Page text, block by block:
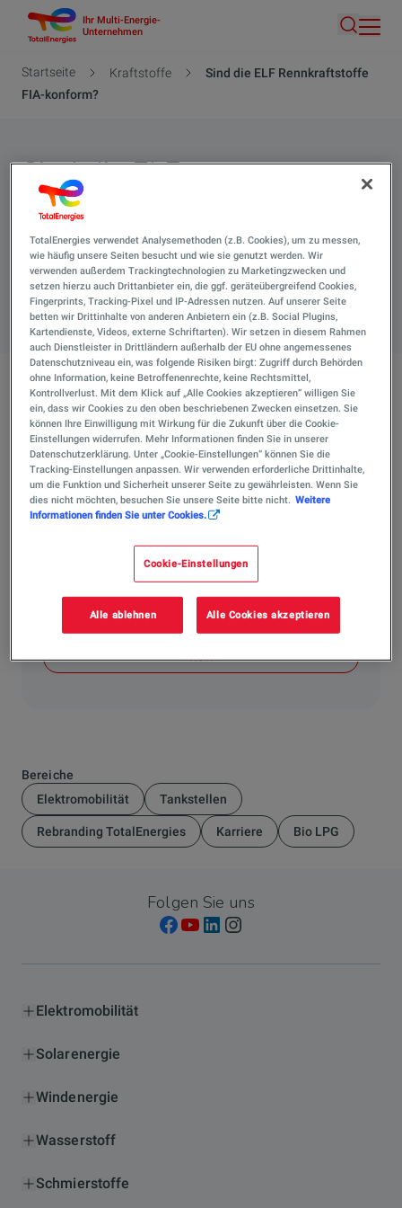
Inhalt
Ihr Multi-Energie-
Unternehmen
Suche
Pfadnavigation
Startseite Kraftstoffe
Sind die ELF Rennkraftstoffe
FIA-konform?
Sind die ELF
Rennkraftstoffe FIA-
konform?
Sind die ELF Rennkraftstoffe FIA-konform?
Ja, wir bieten in unserem Sortiment spezielle
Motorsport-Kraftstoffe an, die streng nach den
Vorgaben der FIA zertifiziert sind. Sie können
bedenkenlos in nationalen und internationalen
Rennserien eingesetzt werden, bei denen FIA-konforme
Hat Ihnen die Antwort weitergeholfen?
Nein
Bereiche
Elektromobilität
Tankstellen
Rebranding TotalEnergies Karriere Bio LPG
Folgen Sie uns
Elektromobilität
Solarenergie
Windenergie
Wasserstoff
Schmierstoffe
TotalEnergies verwendet Analysemethoden (z.B. Cookies), um zu messen,
wie häufig unsere Seiten besucht und wie sie genutzt werden. Wir
verwenden außerdem Trackingtechnologien zu Marketingzwecken und
setzen hierzu auch Drittanbieter ein, die ggf. geräteübergreifend Cookies,
Fingerprints, Tracking-Pixel und IP-Adressen nutzen. Auf unserer Seite
betten wir Drittinhalte von anderen Anbietern ein (z.B. Social Plugins,
Kartendienste, Videos, externe Schriftarten). Wir setzen in diesem Rahmen
auch Dienstleister in Drittländern außerhalb der EU ohne angemessenes
Datenschutzniveau ein, was folgende Risiken birgt: Zugriff durch Behörden
ohne Information, keine Betroffenenrechte, keine Rechtsmittel,
Kontrollverlust. Mit dem Klick auf „Alle Cookies akzeptieren“ willigen Sie
ein, dass wir Cookies zu den oben beschriebenen Zwecken einsetzen. Sie
können Ihre Einwilligung mit Wirkung für die Zukunft über die Cookie-
Einstellungen widerrufen. Mehr Informationen finden Sie in unserer
Datenschutzerklärung. Unter „Cookie-Einstellungen“ können Sie die
Tracking-Einstellungen anpassen. Wir verwenden erforderliche Drittinhalte,
um die Funktion und Sicherheit unserer Seite zu gewährleisten. Wenn Sie
dies nicht möchten, besuchen Sie unsere Seite bitte nicht. Weitere
Informationen finden Sie unter Cookies.
Cookie-Einstellungen
Alle ablehnen Alle Cookies akzeptieren